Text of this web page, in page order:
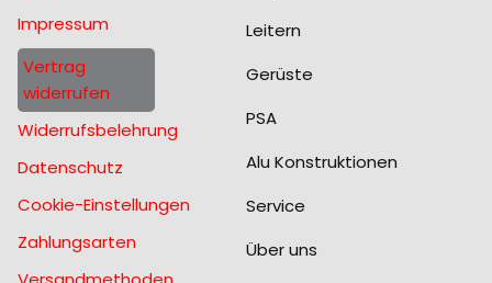
Impressum
Vertrag
widerrufen
Widerrufsbelehrung
Datenschutz
Cookie-Einstellungen
Zahlungsarten
Leitern
Gerüste
PSA
Alu Konstruktionen
Service
Über uns